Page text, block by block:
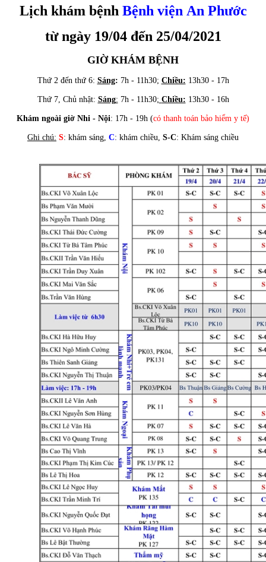
Lịch khám bệnh Bệnh viện An Phước
từ ngày 19/04 đến 25/04/2021
GIỜ KHÁM BỆNH
Thứ 2 đến thứ 6: Sáng: 7h - 11h30; Chiều: 13h30 - 17h
Thứ 7, Chủ nhật: Sáng: 7h - 11h30; Chiều: 13h30 - 16h
Khám ngoài giờ Nhi - Nội: 17h - 19h (có thanh toán bảo hiểm y tế)
Ghi chú: S: khám sáng, C: khám chiều, S-C: Khám sáng chiều